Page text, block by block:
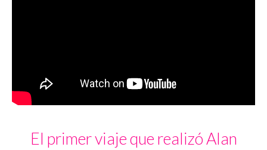
El primer viaje que realizó Alan